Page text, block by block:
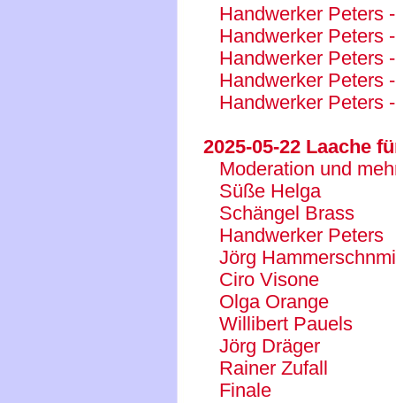
Handwerker Peters
Handwerker Peters
Handwerker Peters
Handwerker Peters
Handwerker Peters
2025-05-22 Laache
Moderation und
Süße Helga
Schängel Brass
Handwerker Peters
Jörg
Ciro Visone
Olga Orange
Willibert Pauels
Jörg Dräger
Rainer Zufall
Finale